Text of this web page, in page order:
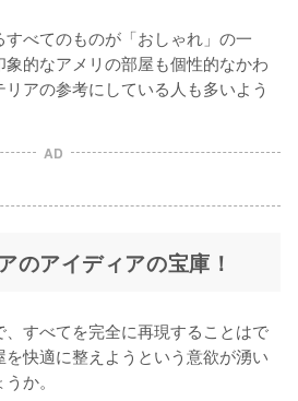
すべてのものが「おしゃれ」の一
的なアメリの部屋も個性的なかわ
アの参考にしている人も多いよう
AD
のアイディアの宝庫！
すべてを完全に再現することはで
快適に整えようという意欲が湧い
か。